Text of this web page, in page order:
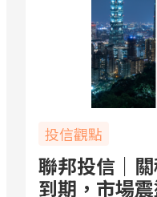
投信觀點
聯邦投信｜
到期，市場